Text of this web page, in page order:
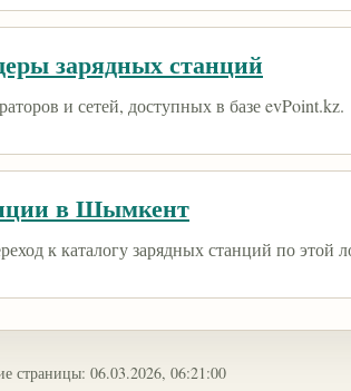
зарядных станций
и сетей, доступных в базе evPoint.kz.
в Шымкент
к каталогу зарядных станций по этой
страницы: 06.03.2026, 06:21:00